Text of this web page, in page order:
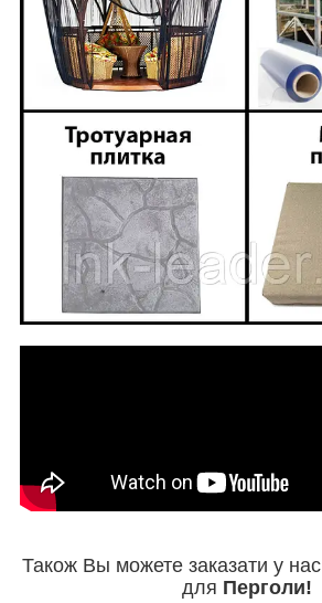
Також Вы можете заказати у нас
для Перголи!